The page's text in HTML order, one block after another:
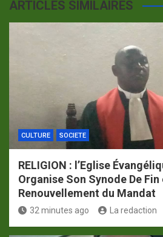
ARTICLES SIMILAIRES
CULTURE SOCIETE
RELIGION : l’Eglise
Organise Son Synode De Fin
Renouvellement du Mandat
32 minutes ago La redaction